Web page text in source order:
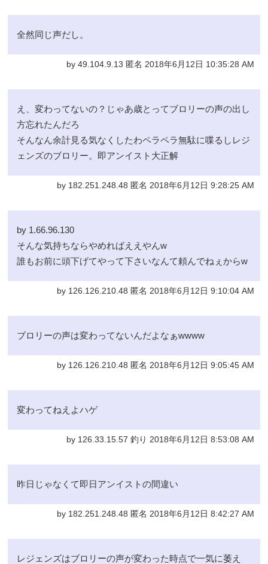
全然同じ声だし。
by 49.104.9.13 匿名 2018年6月12日 10:35:28 AM
え、変わってないの？じゃあ歳とってブロリーの声の出し
方忘れたんだろ
そんなん余計見る気なくしたわペラペラ無駄に喋るしレジ
ェンズのブロリー。即アンイスト大正解
by 182.251.248.48 匿名 2018年6月12日 9:28:25 AM
by 1.66.96.130
そんな気持ちならやめればええやんw
誰もお前に頭下げてやって下さいなんて頼んでねぇからw
by 126.126.210.48 匿名 2018年6月12日 9:10:04 AM
ブロリーの声は変わってないんだよなぁwwww
by 126.126.210.48 匿名 2018年6月12日 9:05:45 AM
変わってねえよハゲ
by 126.33.15.57 釣り 2018年6月12日 8:53:08 AM
昨日じゃなくて即日アンイストの間違い
by 182.251.248.48 匿名 2018年6月12日 8:42:27 AM
レジェンズはブロリーの声が変わった時点で一気に萎え